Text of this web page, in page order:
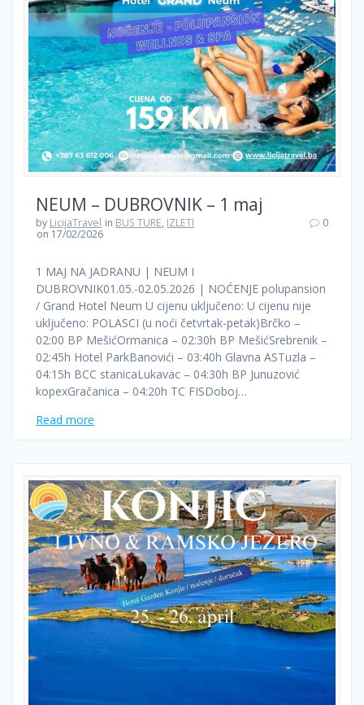
NEUM – DUBROVNIK – 1 maj
by LicijaTravel in BUS TURE, IZLETI
on 17/02/2026
0
1 MAJ NA JADRANU | NEUM I
DUBROVNIK01.05.-02.05.2026 | NOĆENJE polupansion
/ Grand Hotel Neum U cijenu uključeno: U cijenu nije
uključeno: POLASCI (u noći četvrtak-petak)Brčko –
02:00 BP MešićOrmanica – 02:30h BP MešićSrebrenik –
02:45h Hotel ParkBanovići – 03:40h Glavna ASTuzla –
04:15h BCC stanicaLukavac – 04:30h BP Junuzović
kopexGračanica – 04:20h TC FISDoboj…
Read more